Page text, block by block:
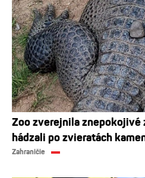
Zoo zverejnila znepokojivé
hádzali po zvieratách
Zahraničie